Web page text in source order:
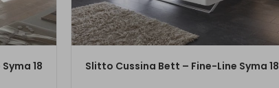
18
ZUM PRODUKT
Slitto Cussina Bett – Fine-Line Syma 18